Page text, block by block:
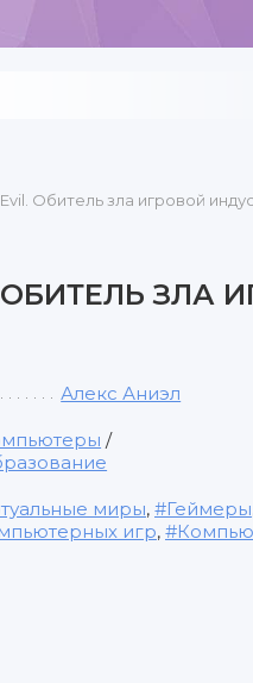
Обитель зла игровой
ОБИТЕЛЬ ЗЛА
Алекс Аниэл
/
миры, Геймеры
игр,